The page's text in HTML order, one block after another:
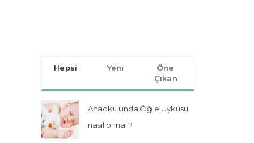
Hepsi Yeni
Öne
Çıkan
Anaokulunda Öğle Uykusu
nasıl olmalı?